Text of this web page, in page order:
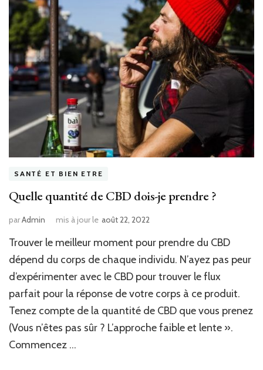
SANTÉ ET BIEN ETRE
Quelle quantité de CBD dois-je prendre ?
parAdmin mis à jour le août 22, 2022
Trouver le meilleur moment pour prendre du CBD
dépend du corps de chaque individu. N’ayez pas peur
d’expérimenter avec le CBD pour trouver le flux
parfait pour la réponse de votre corps à ce produit.
Tenez compte de la quantité de CBD que vous prenez
(Vous n’êtes pas sûr ? L’approche faible et lente ».
Commencez …